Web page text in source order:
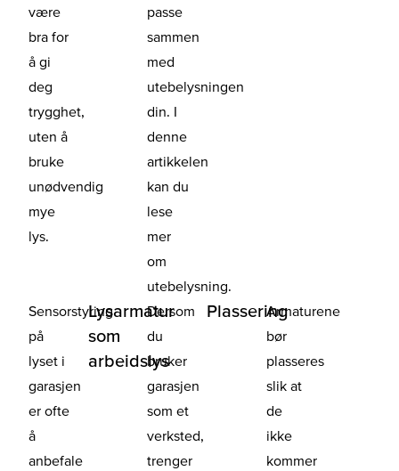
være
bra for
å gi
deg
trygghet,
uten å
bruke
unødvendig
mye
lys.
passe
sammen
med
utebelysningen
din. I
denne
artikkelen
kan du
lese
mer
om
utebelysning.
Sensorstyring
på
lyset i
garasjen
er ofte
å
anbefale
Lysarmatur
som
arbeidslys
Dersom
du
bruker
garasjen
som et
verksted,
trenger
PlasseringArmaturene
bør
plasseres
slik at
de
ikke
kommer